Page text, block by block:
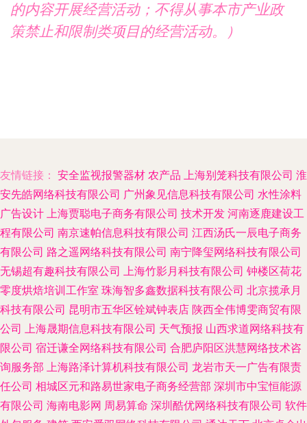
的内容开展经营活动；不得从事本市产业政
策禁止和限制类项目的经营活动。）
友情链接： 安全监视报警器材 农产品 上海别笼科技有限公司 淮
安先皓网络科技有限公司 广州象见信息科技有限公司 水性涂料
广告设计 上海贾聪电子商务有限公司 技术开发 河南逐鹿建设工
程有限公司 南京速帕信息科技有限公司 江西汤氏一辰电子商务
有限公司 路之遥网络科技有限公司 南宁降玺网络科技有限公司
无锡超有趣科技有限公司 上海竹影月科技有限公司 钟楼区荷花
零度烘焙培训工作室 珠海智多鑫数据科技有限公司 北京揽承月
科技有限公司 昆明市五华区铨斌钟表店 陕西全伟博雯商贸有限
公司 上海晟期信息科技有限公司 天气预报 山西求道网络科技有
限公司 宿迁谦全网络科技有限公司 合肥庐阳区洪慧网络技术咨
询服务部 上海路泽计算机科技有限公司 龙岩市天一广告有限责
任公司 相城区元和路易世家电子商务经营部 深圳市中宝恒能源
有限公司 海南电影网 周易算命 深圳酷优网络科技有限公司 软件